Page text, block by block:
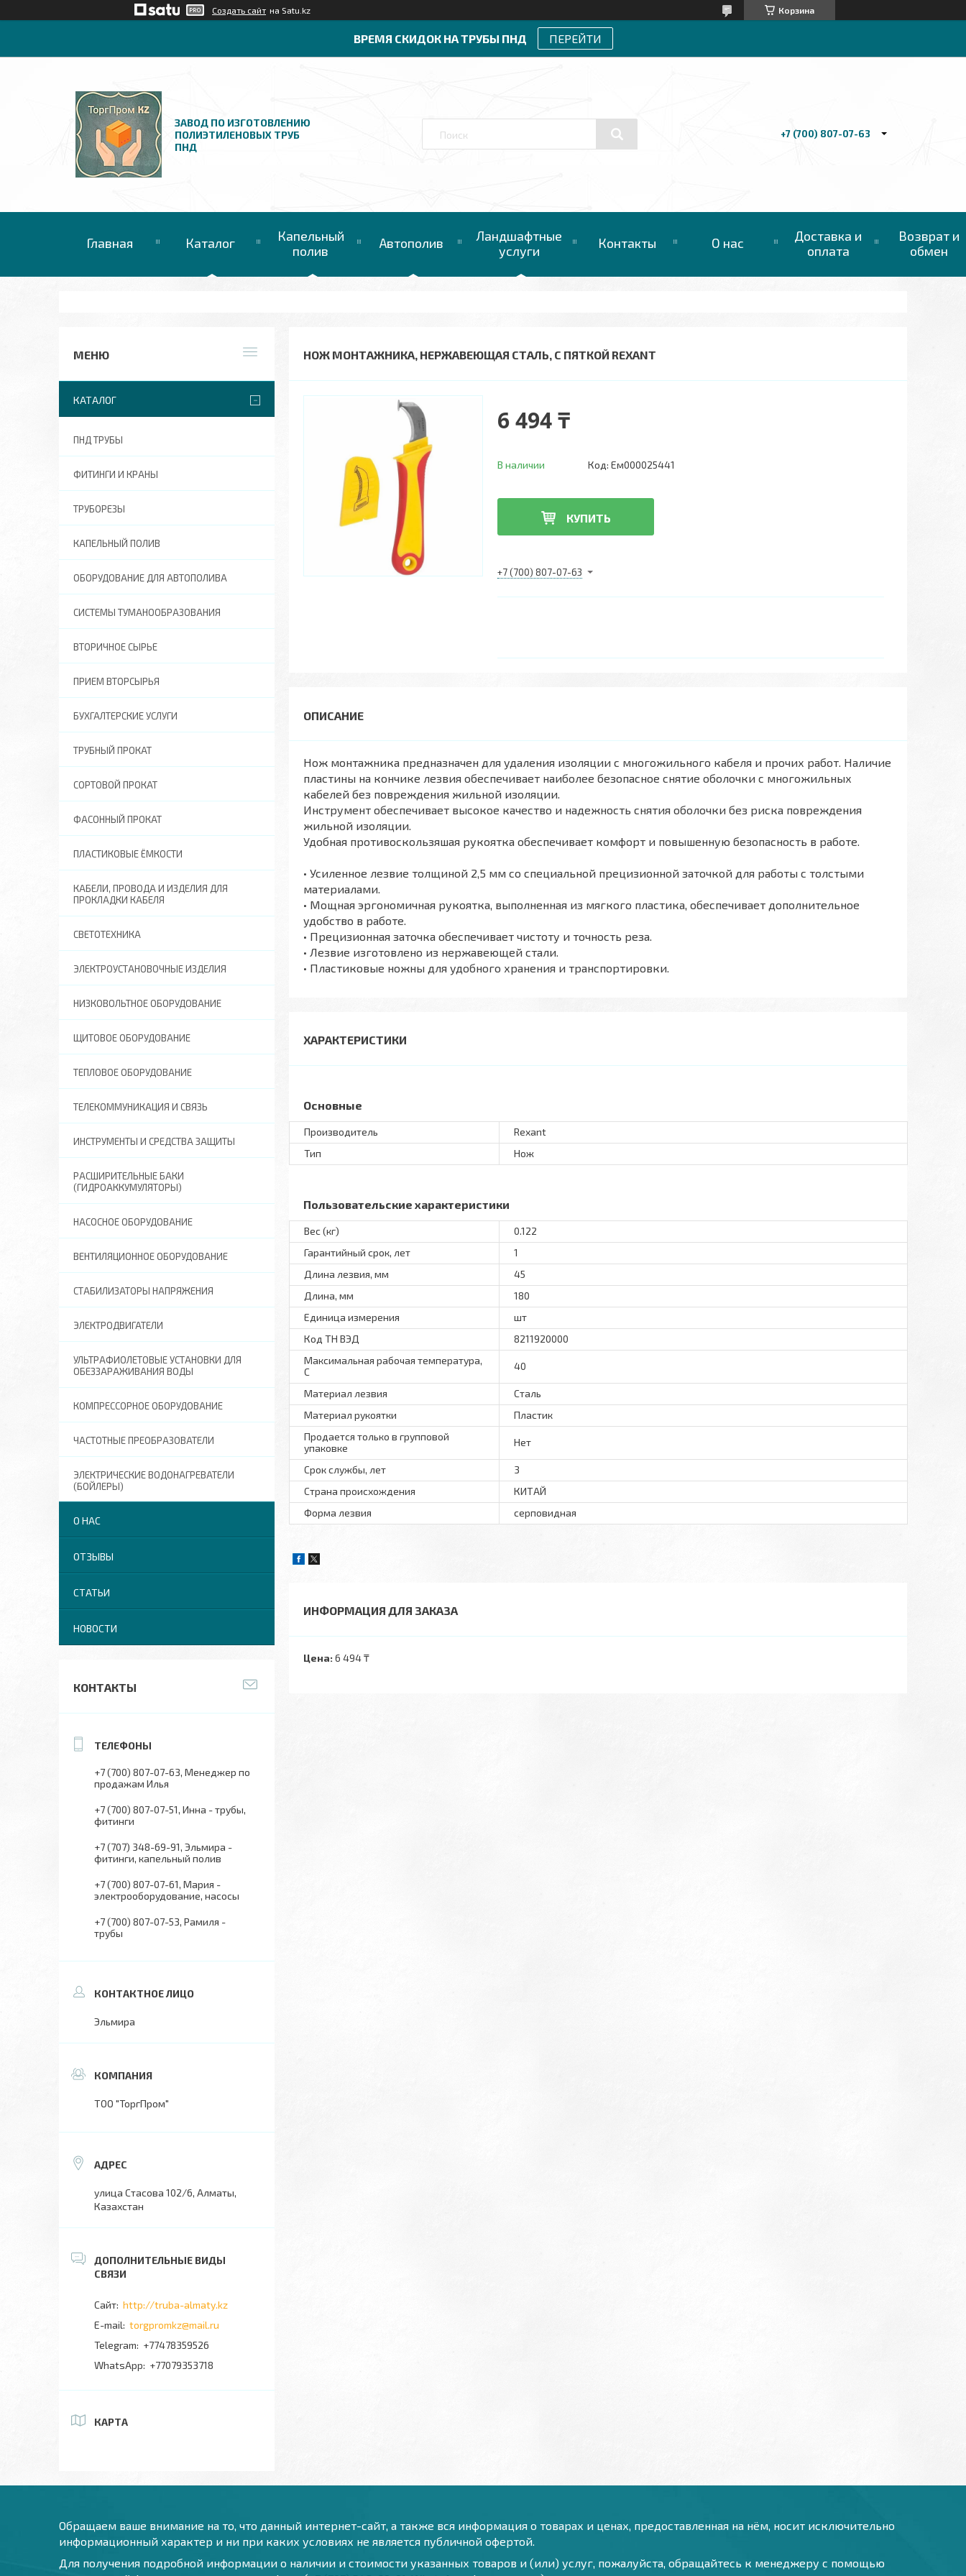
Создать сайт на Satu.kz Корзина
ВРЕМЯ СКИДОК НА ТРУБЫ ПНД ПЕРЕЙТИ
ЗАВОД ПО ИЗГОТОВЛЕНИЮ
ПОЛИЭТИЛЕНОВЫХ ТРУБ
ПНД
+7 (700) 807-07-63
Главная Каталог
Капельный
полив
Автополив
Ландшафтные
услуги
Контакты О нас
Доставка и
оплата
Возврат и
обмен
НОЖ МОНТАЖНИКА, НЕРЖАВЕЮЩАЯ СТАЛЬ, С ПЯТКОЙ REXANT
6 494 ₸
В наличии Код: Ем000025441
КУПИТЬ
+7 (700) 807-07-63
Нож монтажника предназначен для удаления изоляции с многожильного кабеля и прочих работ. Наличие
пластины на кончике лезвия обеспечивает наиболее безопасное снятие оболочки с многожильных
кабелей без повреждения жильной изоляции.
Инструмент обеспечивает высокое качество и надежность снятия оболочки без риска повреждения
жильной изоляции.
Удобная противоскользяшая рукоятка обеспечивает комфорт и повышенную безопасность в работе.
• Усиленное лезвие толщиной 2,5 мм со специальной прецизионной заточкой для работы с толстыми
материалами.
• Мощная эргономичная рукоятка, выполненная из мягкого пластика, обеспечивает дополнительное
удобство в работе.
• Прецизионная заточка обеспечивает чистоту и точность реза.
• Лезвие изготовлено из нержавеющей стали.
• Пластиковые ножны для удобного хранения и транспортировки.
ХАРАКТЕРИСТИКИ
Основные
Производитель
Rexant
Тип
Нож
Пользовательские характеристики
Вес (кг)
0.122
Гарантийный срок, лет
1
Длина лезвия, мм
45
Длина, мм
180
Единица измерения
шт
Код ТН ВЭД
8211920000
Максимальная рабочая температура,
С
40
Материал лезвия
Сталь
Материал рукоятки
Пластик
Продается только в групповой
упаковке
Нет
Срок службы, лет
3
Страна происхождения
КИТАЙ
Форма лезвия
серповидная
ИНФОРМАЦИЯ ДЛЯ ЗАКАЗА
Цена: 6 494 ₸
КАТАЛОГ
ПНД ТРУБЫ
ФИТИНГИ И КРАНЫ
ТРУБОРЕЗЫ
КАПЕЛЬНЫЙ ПОЛИВ
ОБОРУДОВАНИЕ ДЛЯ АВТОПОЛИВА
СИСТЕМЫ ТУМАНООБРАЗОВАНИЯ
ВТОРИЧНОЕ СЫРЬЕ
ПРИЕМ ВТОРСЫРЬЯ
БУХГАЛТЕРСКИЕ УСЛУГИ
ТРУБНЫЙ ПРОКАТ
СОРТОВОЙ ПРОКАТ
ФАСОННЫЙ ПРОКАТ
ПЛАСТИКОВЫЕ ЁМКОСТИ
КАБЕЛИ, ПРОВОДА И ИЗДЕЛИЯ ДЛЯ
ПРОКЛАДКИ КАБЕЛЯ
СВЕТОТЕХНИКА
ЭЛЕКТРОУСТАНОВОЧНЫЕ ИЗДЕЛИЯ
НИЗКОВОЛЬТНОЕ ОБОРУДОВАНИЕ
ЩИТОВОЕ ОБОРУДОВАНИЕ
ТЕПЛОВОЕ ОБОРУДОВАНИЕ
ТЕЛЕКОММУНИКАЦИЯ И СВЯЗЬ
ИНСТРУМЕНТЫ И СРЕДСТВА ЗАЩИТЫ
РАСШИРИТЕЛЬНЫЕ БАКИ
(ГИДРОАККУМУЛЯТОРЫ)
НАСОСНОЕ ОБОРУДОВАНИЕ
ВЕНТИЛЯЦИОННОЕ ОБОРУДОВАНИЕ
СТАБИЛИЗАТОРЫ НАПРЯЖЕНИЯ
ЭЛЕКТРОДВИГАТЕЛИ
УЛЬТРАФИОЛЕТОВЫЕ УСТАНОВКИ ДЛЯ
ОБЕЗЗАРАЖИВАНИЯ ВОДЫ
КОМПРЕССОРНОЕ ОБОРУДОВАНИЕ
ЧАСТОТНЫЕ ПРЕОБРАЗОВАТЕЛИ
ЭЛЕКТРИЧЕСКИЕ ВОДОНАГРЕВАТЕЛИ
(БОЙЛЕРЫ)
О НАС
ОТЗЫВЫ
СТАТЬИ
НОВОСТИ
КОНТАКТЫ
+7 (700) 807-07-63 Менеджер по
продажам Илья
+7 (700) 807-07-51 Инна - трубы,
фитинги
+7 (707) 348-69-91 Эльмира -
фитинги, капельный полив
+7 (700) 807-07-61 Мария -
электрооборудование, насосы
+7 (700) 807-07-53 Рамиля -
трубы
Эльмира
ТОО "ТоргПром"
улица Стасова 102/6, Алматы,
Казахстан
http://truba-almaty.kz
torgpromkz@mail.ru
+77478359526
+77079353718
КАРТА
Обращаем ваше внимание на то, что данный интернет-сайт, а также вся информация о товарах и ценах, предоставленная на нём, носит исключительно
информационный характер и ни при каких условиях не является публичной офертой.
Для получения подробной информации о наличии и стоимости указанных товаров и (или) услуг, пожалуйста, обращайтесь к менеджеру с помощью